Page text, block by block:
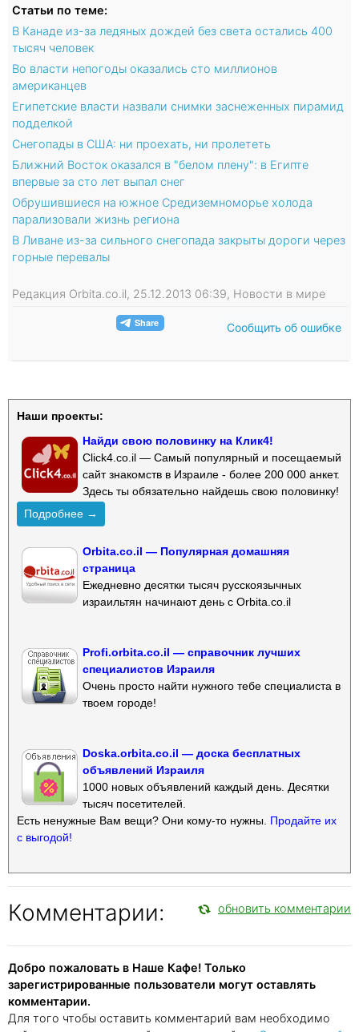
Статьи по теме:
В Канаде из-за ледяных дождей без света остались 400
тысяч человек
Во власти непогоды оказались сто миллионов
американцев
Египетские власти назвали снимки заснеженных пирамид
подделкой
Снегопады в США: ни проехать, ни пролететь
Ближний Восток оказался в "белом плену": в Египте
впервые за сто лет выпал снег
Обрушившиеся на южное Средиземноморье холода
парализовали жизнь региона
В Ливане из-за сильного снегопада закрыты дороги через
горные перевалы
Редакция Orbita.co.il, 25.12.2013 06:39, Новости в мире
Сообщить об ошибке
Наши проекты:
Найди свою половинку на Клик4!
Click4.co.il — Самый популярный и посещаемый
сайт знакомств в Израиле - более 200 000 анкет.
Здесь ты обязательно найдешь свою половинку!
Подробнее →
Orbita.co.il — Популярная домашняя
страница
Ежедневно десятки тысяч русскоязычных
израильтян начинают день с Orbita.co.il
Profi.orbita.co.il — справочник лучших
специалистов Израиля
Очень просто найти нужного тебе специалиста в
твоем городе!
Doska.orbita.co.il — доска бесплатных
объявлений Израиля
1000 новых объявлений каждый день. Десятки
тысяч посетителей.
Есть ненужные Вам вещи? Они кому-то нужны. Продайте их
с выгодой!
Комментарии: обновить комментарии
Добро пожаловать в Наше Кафе! Только
зарегистрированные пользователи могут оставлять
комментарии.
Для того чтобы оставить комментарий вам необходимо